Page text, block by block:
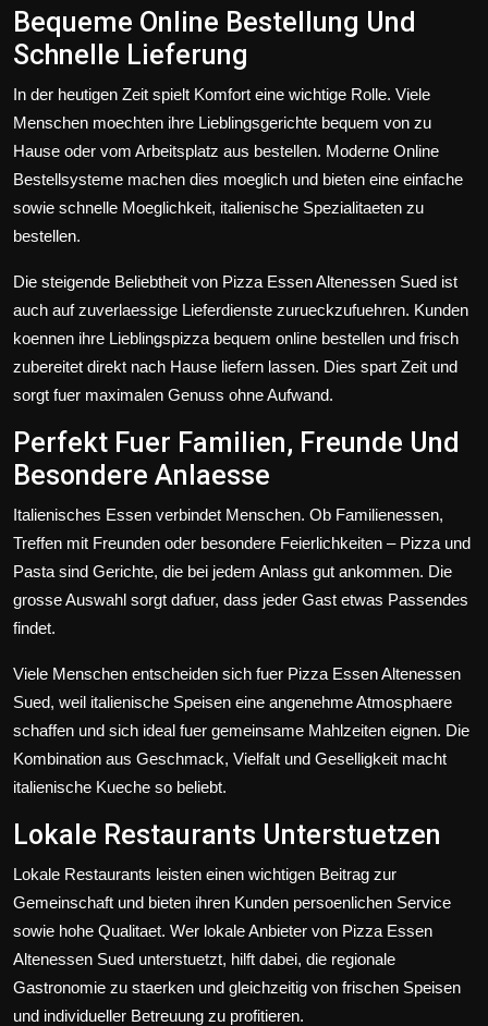
Bequeme Online Bestellung Und
Schnelle Lieferung
In der heutigen Zeit spielt Komfort eine wichtige Rolle. Viele
Menschen moechten ihre Lieblingsgerichte bequem von zu
Hause oder vom Arbeitsplatz aus bestellen. Moderne Online
Bestellsysteme machen dies moeglich und bieten eine einfache
sowie schnelle Moeglichkeit, italienische Spezialitaeten zu
bestellen.
Die steigende Beliebtheit von Pizza Essen Altenessen Sued ist
auch auf zuverlaessige Lieferdienste zurueckzufuehren. Kunden
koennen ihre Lieblingspizza bequem online bestellen und frisch
zubereitet direkt nach Hause liefern lassen. Dies spart Zeit und
sorgt fuer maximalen Genuss ohne Aufwand.
Perfekt Fuer Familien, Freunde Und
Besondere Anlaesse
Italienisches Essen verbindet Menschen. Ob Familienessen,
Treffen mit Freunden oder besondere Feierlichkeiten – Pizza und
Pasta sind Gerichte, die bei jedem Anlass gut ankommen. Die
grosse Auswahl sorgt dafuer, dass jeder Gast etwas Passendes
findet.
Viele Menschen entscheiden sich fuer Pizza Essen Altenessen
Sued, weil italienische Speisen eine angenehme Atmosphaere
schaffen und sich ideal fuer gemeinsame Mahlzeiten eignen. Die
Kombination aus Geschmack, Vielfalt und Geselligkeit macht
italienische Kueche so beliebt.
Lokale Restaurants Unterstuetzen
Lokale Restaurants leisten einen wichtigen Beitrag zur
Gemeinschaft und bieten ihren Kunden persoenlichen Service
sowie hohe Qualitaet. Wer lokale Anbieter von Pizza Essen
Altenessen Sued unterstuetzt, hilft dabei, die regionale
Gastronomie zu staerken und gleichzeitig von frischen Speisen
und individueller Betreuung zu profitieren.